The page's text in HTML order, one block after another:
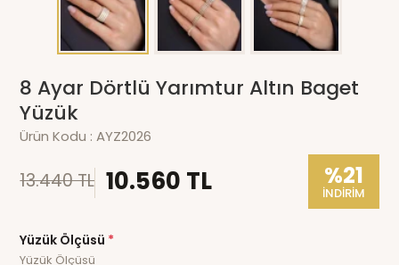
8 Ayar Dörtlü Yarımtur Altın Baget
Yüzük
Ürün Kodu :AYZ2026
13.440 TL 10.560 TL %21
İNDİRİM
Yüzük Ölçüsü *
Yüzük Ölçüsü